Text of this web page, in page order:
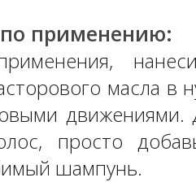
применению:
масла в
движениями.
просто
шампунь.